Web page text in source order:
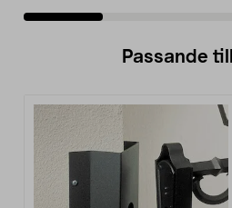
Passande